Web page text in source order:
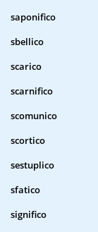
saponifico
sbellico
scarico
scarnifico
scomunico
scortico
sestuplico
sfatico
significo